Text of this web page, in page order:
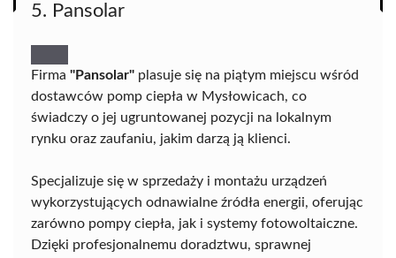
5. Pansolar
Firma "Pansolar" plasuje się na piątym miejscu wśród
dostawców pomp ciepła w Mysłowicach, co
świadczy o jej ugruntowanej pozycji na lokalnym
rynku oraz zaufaniu, jakim darzą ją klienci.
Specjalizuje się w sprzedaży i montażu urządzeń
wykorzystujących odnawialne źródła energii, oferując
zarówno pompy ciepła, jak i systemy fotowoltaiczne.
Dzięki profesjonalnemu doradztwu, sprawnej